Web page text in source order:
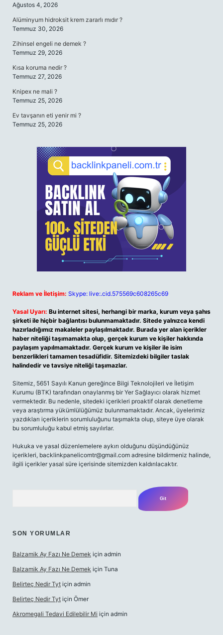
Ağustos 4, 2026
Alüminyum hidroksit krem zararlı mıdır ?
Temmuz 30, 2026
Zihinsel engeli ne demek ?
Temmuz 29, 2026
Kısa koruma nedir ?
Temmuz 27, 2026
Knipex ne mali ?
Temmuz 25, 2026
Ev tavşanın eti yenir mi ?
Temmuz 25, 2026
Reklam ve İletişim: Skype: live:.cid.575569c608265c69
Yasal Uyarı: Bu internet sitesi, herhangi bir marka, kurum veya şahıs
şirketi ile hiçbir bağlantısı bulunmamaktadır. Sitede yalnızca kendi
hazırladığımız makaleler paylaşılmaktadır. Burada yer alan içerikler
haber niteliği taşımamakta olup, gerçek kurum ve kişiler hakkında
paylaşım yapılmamaktadır. Gerçek kurum ve kişiler ile isim
benzerlikleri tamamen tesadüfidir. Sitemizdeki bilgiler taslak
halindedir ve tavsiye niteliği taşımazlar.
Sitemiz, 5651 Sayılı Kanun gereğince Bilgi Teknolojileri ve İletişim
Kurumu (BTK) tarafından onaylanmış bir Yer Sağlayıcı olarak hizmet
vermektedir. Bu nedenle, sitedeki içerikleri proaktif olarak denetleme
veya araştırma yükümlülüğümüz bulunmamaktadır. Ancak, üyelerimiz
yazdıkları içeriklerin sorumluluğunu taşımakta olup, siteye üye olarak
bu sorumluluğu kabul etmiş sayılırlar.
Hukuka ve yasal düzenlemelere aykırı olduğunu düşündüğünüz
içerikleri, backlinkpanelicomtr@gmail.com adresine bildirmeniz halinde,
ilgili içerikler yasal süre içerisinde sitemizden kaldırılacaktır.
SON YORUMLAR
Balzamik Ay Fazı Ne Demek için admin
Balzamik Ay Fazı Ne Demek için Tuna
Belirteç Nedir Tyt için admin
Belirteç Nedir Tyt için Ömer
Akromegali Tedavi Edilebilir Mi için admin